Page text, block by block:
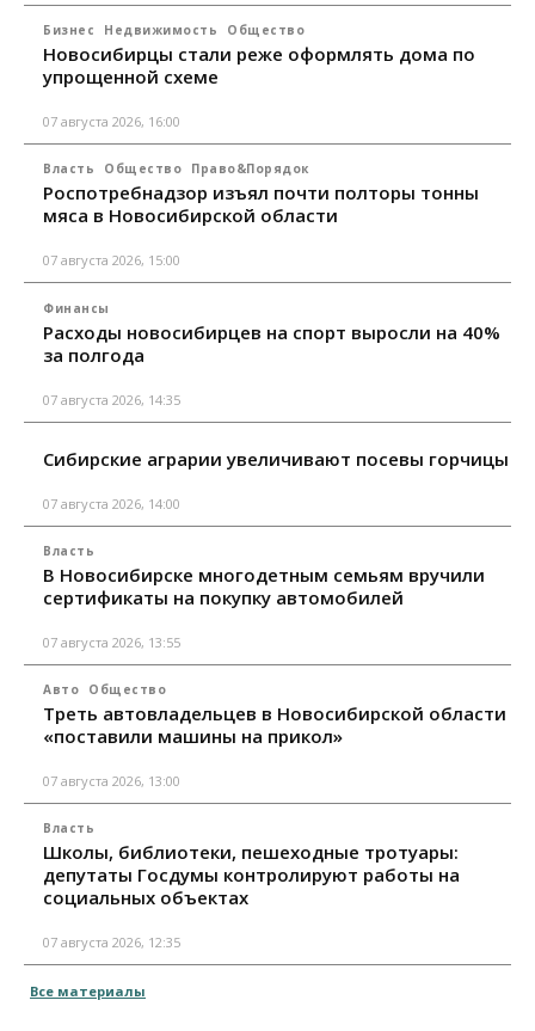
Бизнес Недвижимость Общество
Новосибирцы стали реже оформлять дома по
упрощенной схеме
07 августа 2026, 16:00
Власть Общество Право&Порядок
Роспотребнадзор изъял почти полторы тонны
мяса в Новосибирской области
07 августа 2026, 15:00
Финансы
Расходы новосибирцев на спорт выросли на 40%
за полгода
07 августа 2026, 14:35
Сибирские аграрии увеличивают посевы горчицы
07 августа 2026, 14:00
Власть
В Новосибирске многодетным семьям вручили
сертификаты на покупку автомобилей
07 августа 2026, 13:55
Авто Общество
Треть автовладельцев в Новосибирской области
«поставили машины на прикол»
07 августа 2026, 13:00
Власть
Школы, библиотеки, пешеходные тротуары:
депутаты Госдумы контролируют работы на
социальных объектах
07 августа 2026, 12:35
Все материалы